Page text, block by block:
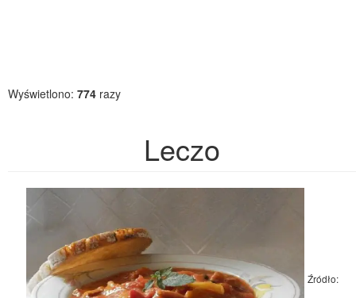
Wyświetlono: 774 razy
Leczo
Źródło: